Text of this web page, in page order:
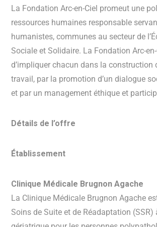
La Fondation Arc-en-Ciel promeut une
ressources humaines responsable
humanistes, communes au secteur de
Sociale et Solidaire. La Fondation Arc-
d’impliquer chacun dans la construction
travail, par la promotion d’un dialogue
et par un management éthique et
Détails de l’offre
Établissement
Clinique Médicale Brugnon Agache
La Clinique Médicale Brugnon Agache
Soins de Suite et de Réadaptation (SSR)